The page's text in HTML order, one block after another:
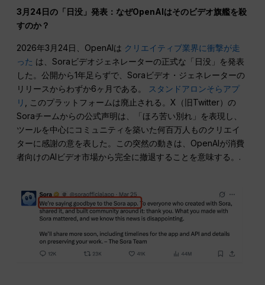
3月24日の「日没」発表：なぜOpenAIはそのビデオ旗艦を殺
すのか？
2026年3月24日、OpenAIは クリエイティブ業界に衝撃が走
った は、Soraビデオジェネレーターの正式な「日没」を発表
した。公開から1年足らずで、Soraビデオ・ジェネレーターの
リリースからわずか6ヶ月である。 スタンドアロンそらアプ
リ
, このプラットフォームは廃止される。X（旧Twitter）の
Soraチームからの公式声明は、「ほろ苦い別れ」を表現し、
ツールを中心にコミュニティを築いた何百万人ものクリエイ
ターに感謝の意を表した。この突然の動きは、OpenAIが消費
者向けのAIビデオ市場から完全に撤退することを意味する。.